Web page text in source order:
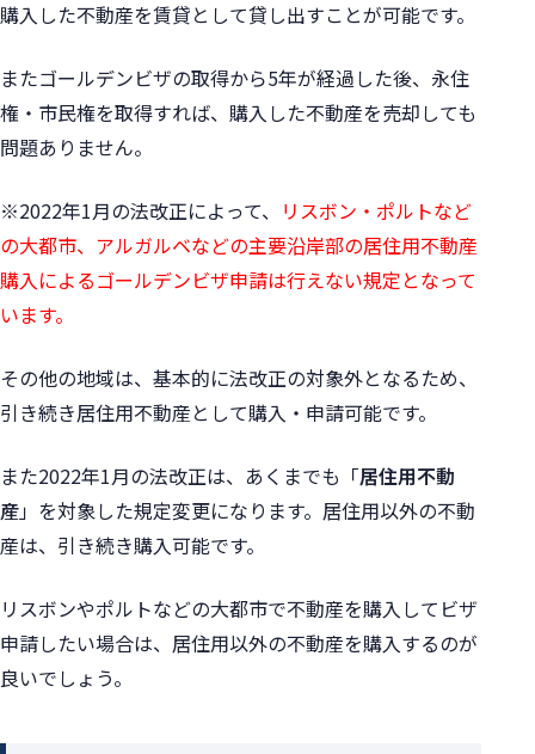
購入した不動産を賃貸として貸し出すことが可能です。
またゴールデンビザの取得から5年が経過した後、永住
権・市民権を取得すれば、購入した不動産を売却しても
問題ありません。
※2022年1月の法改正によって、 リスボン・ポルトなど
の大都市、アルガルベなどの主要沿岸部の居住用不動産
購入によるゴールデンビザ申請は行えない規定となって
います。
その他の地域は、基本的に法改正の対象外となるため、
引き続き居住用不動産として購入・申請可能です。
また2022年1月の法改正は、あくまでも「居住用不動
産」を対象した規定変更になります。 居住用以外の不動
産は、引き続き購入可能です。
リスボンやポルトなどの大都市で不動産を購入してビザ
申請したい場合は、居住用以外の不動産を購入するのが
良いでしょう。